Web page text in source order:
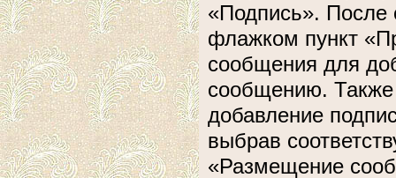
«Подпись». После
флажком пункт
сообщения для
сообщению. Также
добавление
выбрав
«Размещение